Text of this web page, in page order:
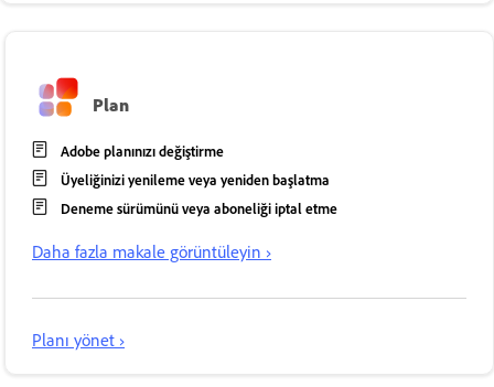
Plan
Adobe planınızı değiştirme
Üyeliğinizi yenileme veya yeniden başlatma
Deneme sürümünü veya aboneliği iptal etme
Daha fazla makale görüntüleyin ›
Planı yönet ›